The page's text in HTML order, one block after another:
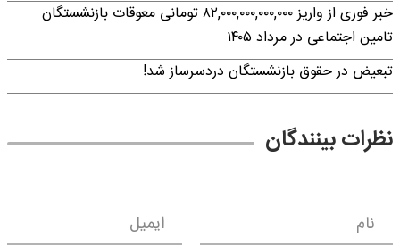
خبر فوری از واریز ۸۲,۰۰۰,۰۰۰,۰۰۰,۰۰۰ تومانی معوقات بازنشستگان
تامین اجتماعی در مرداد ۱۴۰۵
تبعیض در حقوق بازنشستگان دردسرساز شد!
نظرات بینندگان
نام ایمیل